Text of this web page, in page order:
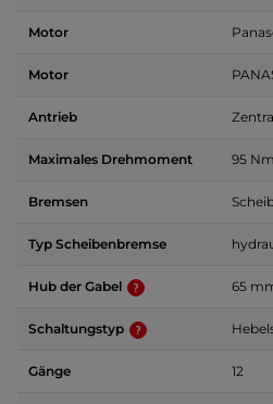
Motor
Motor
Antrieb
Maximales Drehmoment 95 Nm
Bremsen
Typ Scheibenbremse
Hub der Gabel 65
Schaltungstyp
Gänge 12